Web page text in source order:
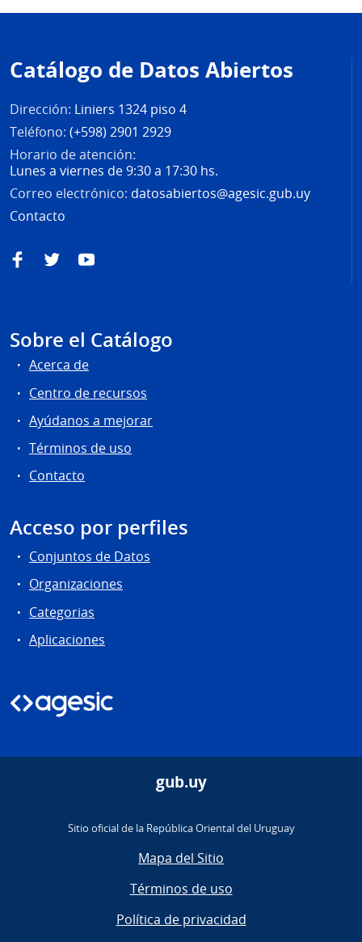
de
página
Catálogo de Datos Abiertos
Dirección: Liniers 1324 piso 4
Teléfono: (+598) 2901 2929
Horario de atención:
Lunes a viernes de 9:30 a 17:30 hs.
Correo electrónico: datosabiertos@agesic.gub.uy
Contacto
FacebookTwitterYouTube
Sobre el Catálogo
Acerca de
Centro de recursos
Ayúdanos a mejorar
Términos de uso
Contacto
Acceso por perfiles
Conjuntos de Datos
Organizaciones
Categorias
Aplicaciones
gub.uy
Sitio oficial de la República Oriental del Uruguay
Mapa del Sitio
Términos de uso
Política de privacidad